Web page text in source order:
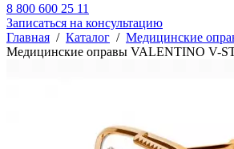
8 800 600 25 11
Записаться на консультацию
Главная / Каталог / Медицинские
Медицинские оправы VALENTINO V-